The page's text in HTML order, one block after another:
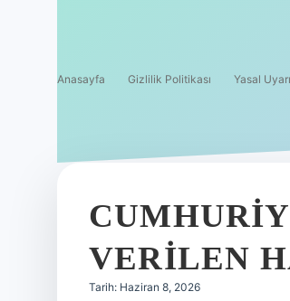
Anasayfa Gizlilik Politikası Yasal Uyarı
VERILEN
Tarih: Haziran 8, 2026